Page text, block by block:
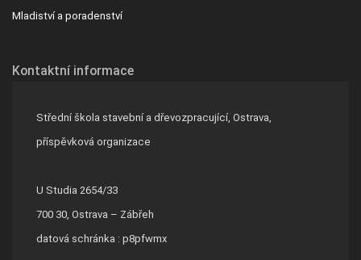
Mladiství a poradenství
Kontaktní informace
Střední škola stavební a dřevozpracující, Ostrava,
příspěvková organizace
U Studia 2654/33
700 30, Ostrava – Zábřeh
datová schránka : p8pfwmx